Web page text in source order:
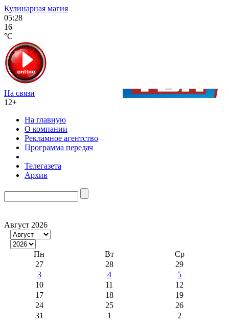
Кулинарная магия
05:28
16
°C
На связи
12+
На главную
О компании
Рекламное агентство
Программа передач
Телегазета
Архив
Август 2026
Пн Вт
Ср
27
28
29
3
4
5
10
11
12
17
18
19
24
25
26
31
1 2